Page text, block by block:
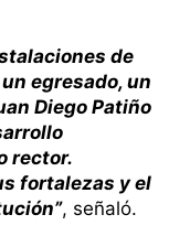
de
egresado, un
Diego Patiño
rector.
fortalezas y el
, señaló.